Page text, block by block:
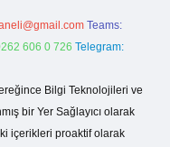
Teams:
606 0 726 Telegram:
Bilgi Teknolojileri ve
bir Yer Sağlayıcı olarak
içerikleri proaktif olarak